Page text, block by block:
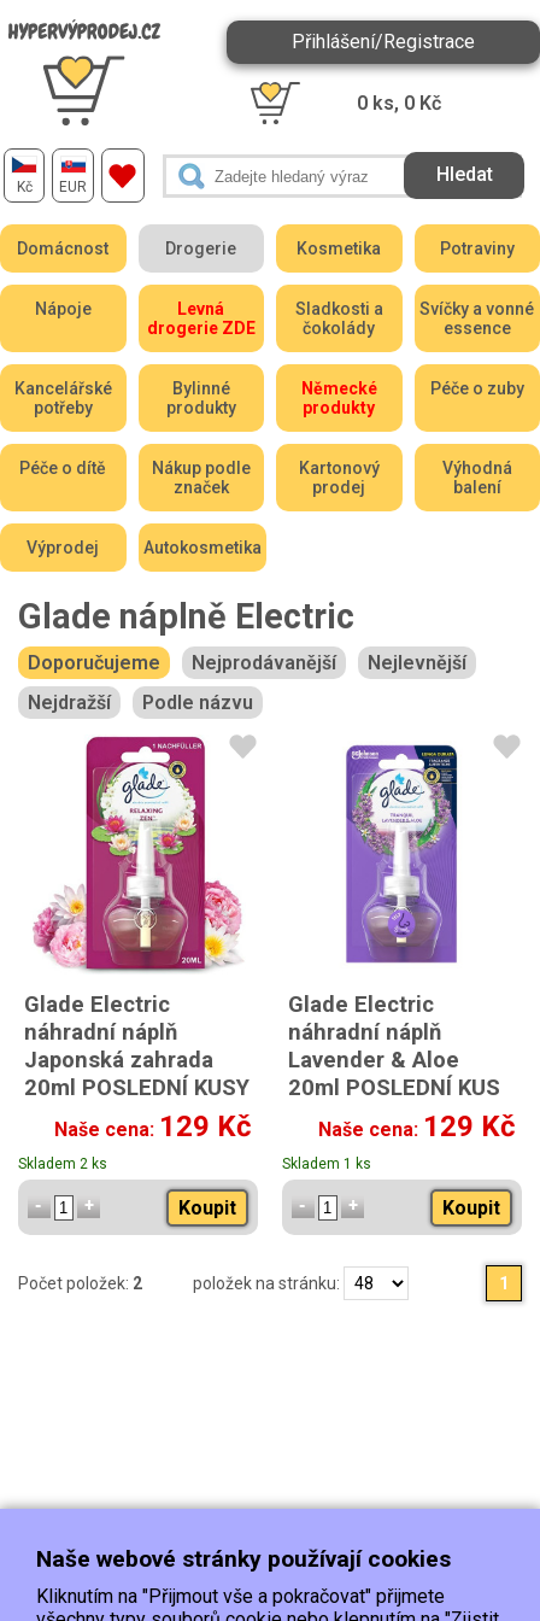
Kč EUR
Přihlášení/Registrace
0 ks, 0 Kč
Domácnost Drogerie Kosmetika Potraviny
Nápoje
Levná
drogerie ZDE
Sladkosti a
čokolády
Svíčky a vonné
essence
Kancelářské
potřeby
Bylinné
produkty
Německé
produkty
Péče o zuby
Péče o dítě
Nákup podle
značek
Kartonový
prodej
Výhodná
balení
Výprodej Autokosmetika
Glade náplně Electric
Doporučujeme Nejprodávanější
Nejlevnější
Nejdražší
Podle názvu
Glade Electric
náhradní náplň
Japonská zahrada
20ml POSLEDNÍ KUSY
Naše cena: 129 Kč
Skladem 2 ks
Koupit
Glade Electric
náhradní náplň
Lavender & Aloe
20ml POSLEDNÍ KUS
Naše cena: 129 Kč
Skladem 1 ks
Koupit
Počet položek: 2 položek na stránku: 1
Naše webové stránky používají cookies
Kliknutím na "Přijmout vše a pokračovat" přijmete